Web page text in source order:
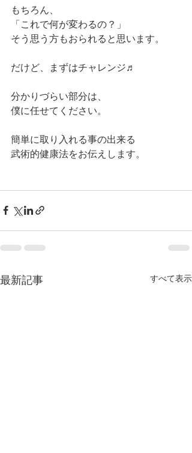
もちろん、
「これで何が変わるの？」
そう思う方もおられると思います。
だけど、まずはチャレンジ♬
分かりづらい部分は、
僕に任せてください。
簡単に取り入れる事の出来る
武術的健康法をお伝えします。
最新記事 すべて表示